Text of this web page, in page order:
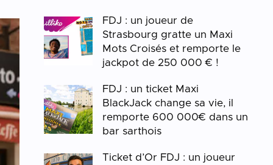
FDJ : un joueur de
Strasbourg gratte un Maxi
Mots Croisés et remporte le
jackpot de 250 000 € !
FDJ : un ticket Maxi
BlackJack change sa vie, il
remporte 600 000€ dans un
bar sarthois
Ticket d’Or FDJ : un joueur